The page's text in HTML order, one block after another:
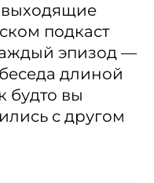
выходящие
подкаст
эпизод —
длиной
будто вы
с другом